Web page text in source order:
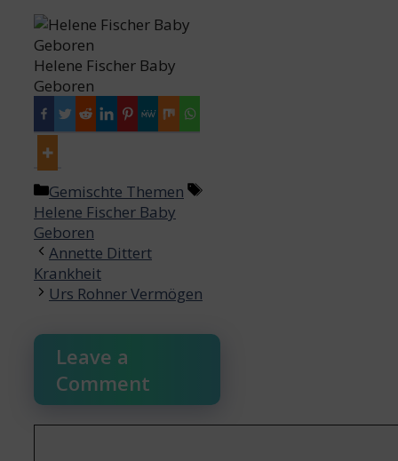
Helene Fischer Baby
Geboren
Categories
Gemischte Themen
Tags
Helene Fischer Baby
Geboren
Post
navigation
Annette Dittert
Krankheit
Urs Rohner Vermögen
Leave a
Comment